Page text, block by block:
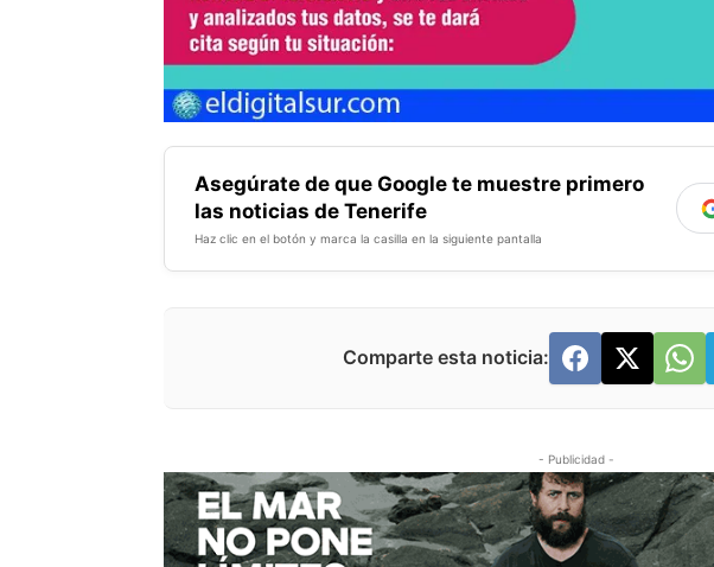
Asegúrate de que Google te muestre primero
las noticias de Tenerife
Haz clic en el botón y marca la casilla en la siguiente pantalla
Comparte esta noticia:
- Publicidad -